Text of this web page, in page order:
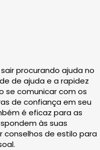
procurando ajuda no
de ajuda e a rapidez
se comunicar com os
de confiança em seu
é eficaz para as
às suas
conselhos de estilo para